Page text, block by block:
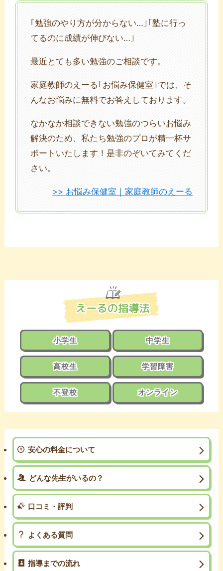
｢勉強のやり方が分からない…｣｢塾に行っ
てるのに成績が伸びない…｣
最近とても多い勉強のご相談です。
家庭教師のえーる｢お悩み保健室｣では、そ
んなお悩みに無料でお答えしております。
なかなか相談できない勉強のつらいお悩み
解決のため、私たち勉強のプロが精一杯サ
ポートいたします！是非のぞいてみてくだ
さい。
>> お悩み保健室｜家庭教師のえーる
小学生 中学生
高校生 学習障害
不登校 オンライン
安心の料金について
どんな先生がいるの？
口コミ・評判
よくある質問
指導までの流れ